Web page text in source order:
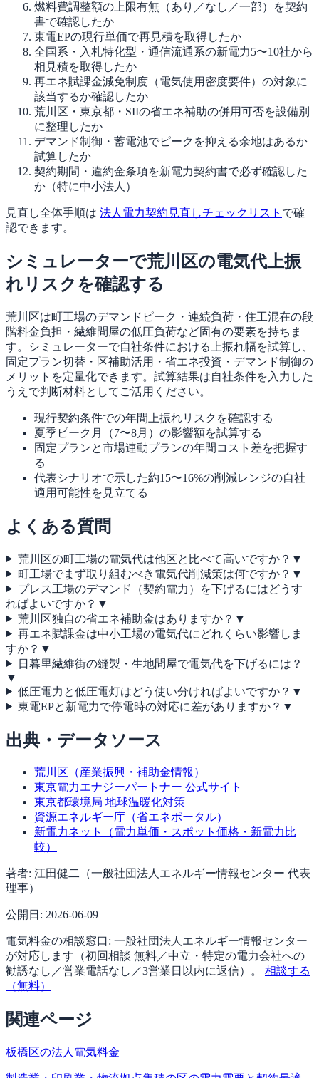
燃料費調整額の上限有無（あり／なし／一部）を契約
書で確認したか
東電EPの現行単価で再見積を取得したか
全国系・入札特化型・通信流通系の新電力5〜10社から
相見積を取得したか
再エネ賦課金減免制度（電気使用密度要件）の対象に
該当するか確認したか
荒川区・東京都・SIIの省エネ補助の併用可否を設備別
に整理したか
デマンド制御・蓄電池でピークを抑える余地はあるか
試算したか
契約期間・違約金条項を新電力契約書で必ず確認した
か（特に中小法人）
見直し全体手順は 法人電力契約見直しチェックリスト で確
認できます。
シミュレーターで荒川区の電気代上振
れリスクを確認する
荒川区は町工場のデマンドピーク・連続負荷・住工混在の段
階料金負担・繊維問屋の低圧負荷など固有の要素を持ちま
す。シミュレーターで自社条件における上振れ幅を試算し、
固定プラン切替・区補助活用・省エネ投資・デマンド制御の
メリットを定量化できます。試算結果は自社条件を入力した
うえで判断材料としてご活用ください。
現行契約条件での年間上振れリスクを確認する
夏季ピーク月（7〜8月）の影響額を試算する
固定プランと市場連動プランの年間コスト差を把握す
る
代表シナリオで示した約15〜16%の削減レンジの自社
適用可能性を見立てる
よくある質問
荒川区の町工場の電気代は他区と比べて高いですか？ ▼
町工場でまず取り組むべき電気代削減策は何ですか？ ▼
プレス工場のデマンド（契約電力）を下げるにはどうす
ればよいですか？ ▼
荒川区独自の省エネ補助金はありますか？ ▼
再エネ賦課金は中小工場の電気代にどれくらい影響しま
すか？ ▼
日暮里繊維街の縫製・生地問屋で電気代を下げるには？
▼
低圧電力と低圧電灯はどう使い分ければよいですか？ ▼
東電EPと新電力で停電時の対応に差がありますか？ ▼
出典・データソース
荒川区（産業振興・補助金情報）
東京電力エナジーパートナー 公式サイト
東京都環境局 地球温暖化対策
資源エネルギー庁（省エネポータル）
新電力ネット（電力単価・スポット価格・新電力比
較）
著者: 江田健二（一般社団法人エネルギー情報センター 代表
理事）
公開日: 2026-06-09
電気料金の相談窓口: 一般社団法人エネルギー情報センター
が対応します（初回相談 無料／中立・特定の電力会社への
勧誘なし／営業電話なし／3営業日以内に返信）。
相談する
（無料）
関連ページ
板橋区の法人電気料金